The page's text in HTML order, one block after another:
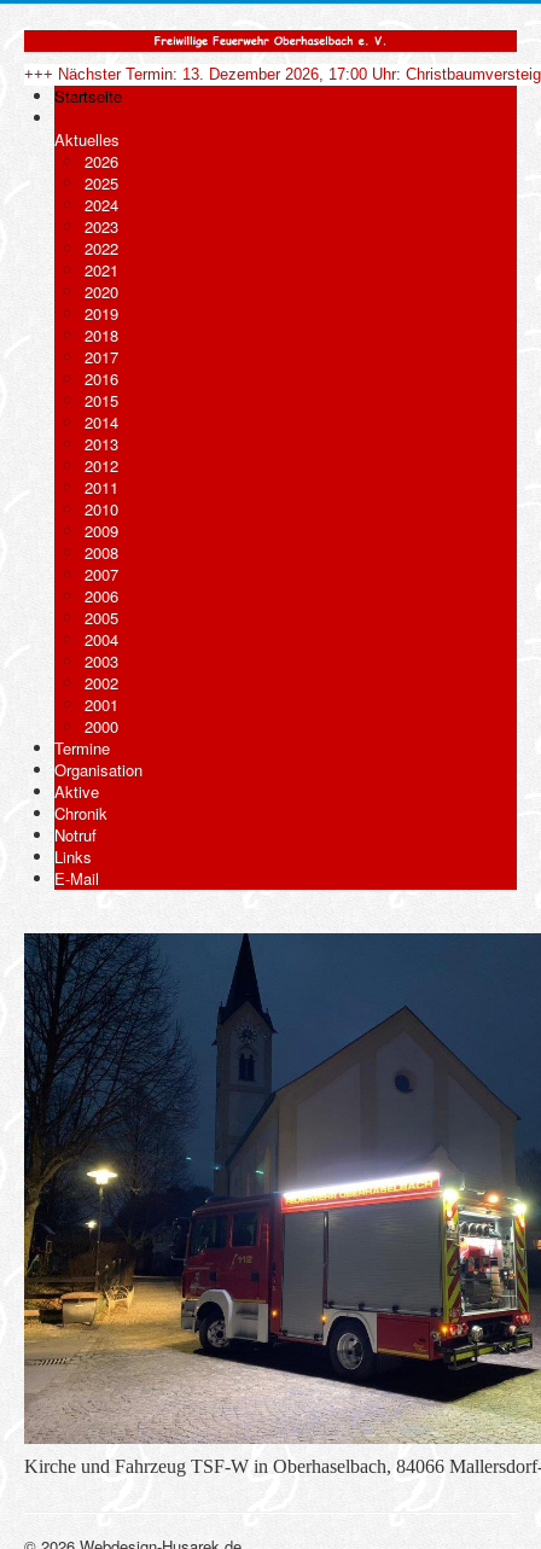
+++ Nächster Termin: 13. Dezember 2026, 17:00 Uhr:
Startseite
Aktuelles
2026
2025
2024
2023
2022
2021
2020
2019
2018
2017
2016
2015
2014
2013
2012
2011
2010
2009
2008
2007
2006
2005
2004
2003
2002
2001
2000
Termine
Organisation
Aktive
Chronik
Notruf
Links
E-Mail
Kirche und Fahrzeug TSF-W in Oberhaselbach, 84066